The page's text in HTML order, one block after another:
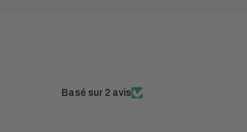
Basé sur 2 avis